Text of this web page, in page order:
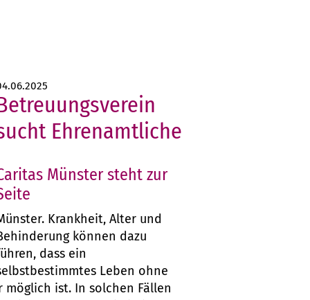
Ehrenamtliche
Münster steht zur
Krankheit, Alter und
können dazu
dass ein
Leben ohne
ist. In solchen Fällen